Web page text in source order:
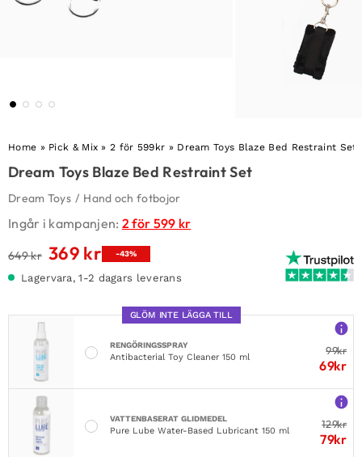
Home » Pick & Mix »2 för 599kr » Dream Toys Blaze Bed Restraint Set
Dream Toys Blaze Bed Restraint Set
Dream Toys / Hand och fotbojor
Ingår i kampanjen: 2 för 599 kr
649kr Det
priset
369 krDet
priset
369 kr.
-43%
Lagervara, 1-2 dagars leverans
GLÖM INTE LÄGGA TILL
RENGÖRINGSSPRAY
Antibacterial Toy Cleaner 150 ml
99kr
69kr
VATTENBASERAT GLIDMEDEL
Pure Lube Water-Based Lubricant 150 ml
129kr
79kr